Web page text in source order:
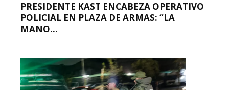
PRESIDENTE KAST ENCABEZA OPERATIVO
POLICIAL EN PLAZA DE ARMAS: “LA
MANO...